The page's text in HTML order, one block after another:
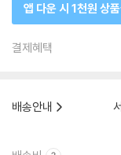
앱 다운 시 1천원 상
결제혜택
배송안내